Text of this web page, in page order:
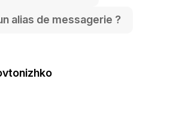
alias de messagerie ?